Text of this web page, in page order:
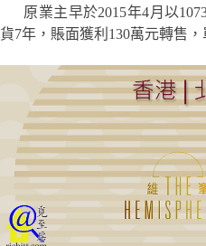
原業主早於2015年4月以
貨7年，賬面獲利130萬元轉售，